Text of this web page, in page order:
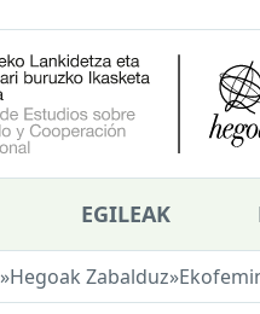
EGILEAK
»Hegoak Zabalduz»